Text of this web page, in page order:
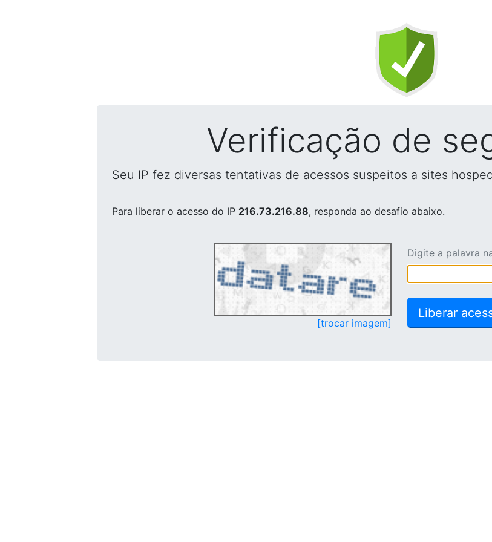
Verificação de
Seu IP fez diversas tentativas de acessos suspeitos a sites
Para liberar o acesso do IP 216.73.216.88, responda ao desafio abaixo.
[trocar imagem]
Digite a palavra